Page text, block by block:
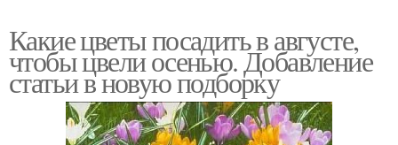
Какие цветы посадить в августе,
чтобы цвели осенью. Добавление
статьи в новую подборку